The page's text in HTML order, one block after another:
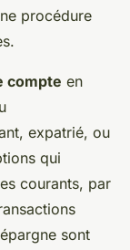
procédure
compte en
expatrié, ou
qui
courants, par
sont